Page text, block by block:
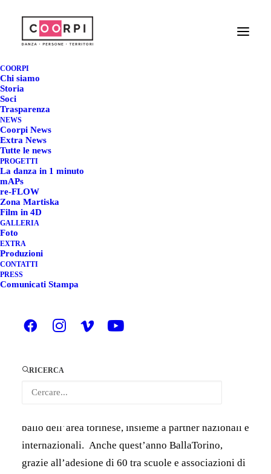
COORPI
Chi siamo
Storia
Soci
Trasparenza
NEWS
Coorpi News
Extra News
Tutte le news
PROGETTI
La danza in 1 minuto
mAPs
re-FLOW
Zona Martiska
Film in 4D
GALLERIA
Foto
EXTRA
Produzioni
CONTATTI
PRESS
Comunicati Stampa
RICERCA
SAVE THE DATE -
26 SETTEMBRE 2024
BallaTorino Social Dance | dal
Anche quest’anno
ottobre,prodotto e organizzato dalla
La manifestazione celebra il ballo come strumento di
socializzazione, aggregazione e inclusione,
ballo dell’area torinese, insieme a partner nazionali e
internazionali. Anche quest’anno BallaTorino,
grazie all’adesione di 60 tra scuole e associazioni di